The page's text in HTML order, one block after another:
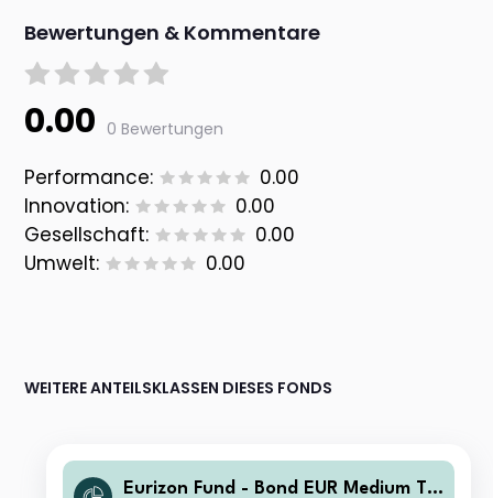
Bewertungen & Kommentare
0.00 0 Bewertungen
Performance:
0.00
Innovation:
0.00
Gesellschaft:
0.00
Umwelt:
0.00
WEITERE ANTEILSKLASSEN DIESES FONDS
Eurizon Fund - Bond EUR Medium Te